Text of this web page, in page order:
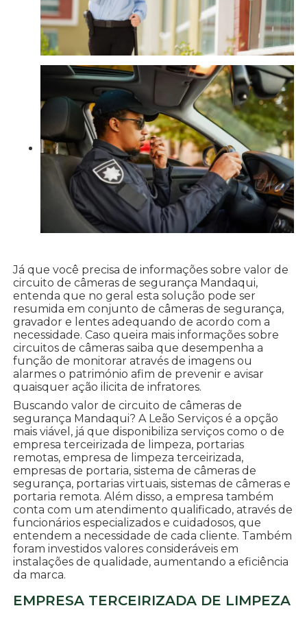
Já que você precisa de informações sobre valor de
circuito de câmeras de segurança Mandaqui,
entenda que no geral esta solução pode ser
resumida em conjunto de câmeras de segurança,
gravador e lentes adequando de acordo com a
necessidade. Caso queira mais informações sobre
circuitos de câmeras saiba que desempenha a
função de monitorar através de imagens ou
alarmes o património afim de prevenir e avisar
quaisquer ação ilicita de infratores.
Buscando valor de circuito de câmeras de
segurança Mandaqui? A Leão Serviços é a opção
mais viável, já que disponibiliza serviços como o de
empresa terceirizada de limpeza, portarias
remotas, empresa de limpeza terceirizada,
empresas de portaria, sistema de câmeras de
segurança, portarias virtuais, sistemas de câmeras e
portaria remota. Além disso, a empresa também
conta com um atendimento qualificado, através de
funcionários especializados e cuidadosos, que
entendem a necessidade de cada cliente. Também
foram investidos valores consideráveis em
instalações de qualidade, aumentando a eficiência
da marca.
EMPRESA TERCEIRIZADA DE LIMPEZA